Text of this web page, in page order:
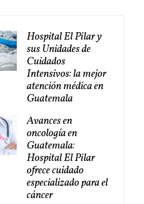
Hospital El Pilar y
sus Unidades de
Cuidados
Intensivos: la mejor
atención médica en
Guatemala
Avances en
oncología en
Guatemala:
Hospital El Pilar
ofrece cuidado
especializado para el
cáncer